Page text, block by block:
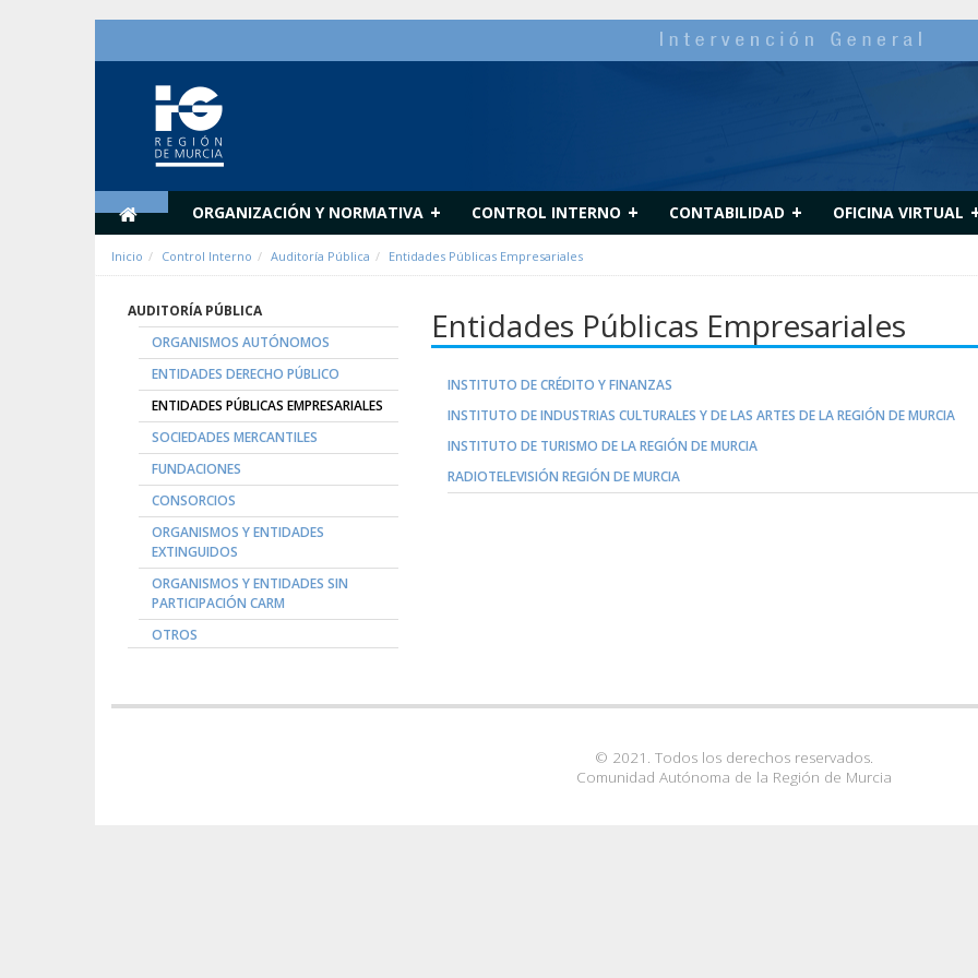
ORGANIZACIÓN Y NORMATIVA + CONTROL INTERNO + CONTABILIDAD + OFICINA VIRTUAL
Inicio Control Interno Auditoría Pública Entidades Públicas Empresariales
AUDITORÍA PÚBLICA
ORGANISMOS AUTÓNOMOS
ENTIDADES DERECHO PÚBLICO
ENTIDADES PÚBLICAS EMPRESARIALES
SOCIEDADES MERCANTILES
FUNDACIONES
CONSORCIOS
ORGANISMOS Y ENTIDADES
EXTINGUIDOS
ORGANISMOS Y ENTIDADES SIN
PARTICIPACIÓN CARM
OTROS
Entidades Públicas Empresariales
INSTITUTO DE CRÉDITO Y FINANZAS
INSTITUTO DE INDUSTRIAS CULTURALES Y DE LAS ARTES DE LA REGIÓN DE MURCIA
INSTITUTO DE TURISMO DE LA REGIÓN DE MURCIA
RADIOTELEVISIÓN REGIÓN DE MURCIA
© 2021. Todos los derechos reservados.
Comunidad Autónoma de la Región de Murcia